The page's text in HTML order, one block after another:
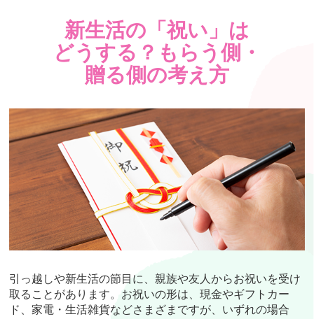
新生活の「祝い」は
どうする？もらう側・
贈る側の考え方
引っ越しや新生活の節目に、親族や友人からお祝いを受け
取ることがあります。お祝いの形は、現金やギフトカー
ド、家電・生活雑貨などさまざまですが、いずれの場合